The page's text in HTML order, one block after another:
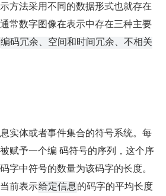
方法采用不同的数据形式也就存在
常数字图像在表示中存在三种主要
编码冗余、空间和时间冗余、不相关
实体或者事件集合的符号系统。每
赋予一个编 码符号的序列，这个序
字中符号的数量为该码字的长度。
前表示给定信息的码字的平均长度